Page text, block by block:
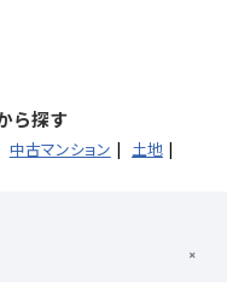
ら探す
中古マンション
土地